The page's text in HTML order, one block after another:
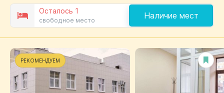
Осталось 1
свободное место Наличие мест
РЕКОМЕНДУЕМ